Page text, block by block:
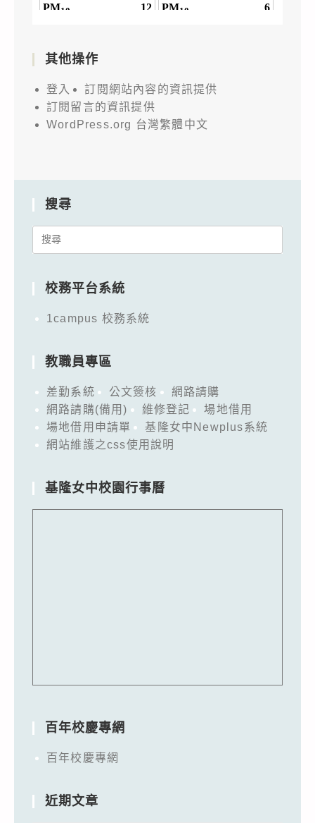
其他操作
登入
訂閱網站內容的資訊提供
訂閱留言的資訊提供
WordPress.org 台灣繁體中文
搜尋
Search
校務平台系統
1campus 校務系統
教職員專區
差勤系統 公文簽核
網路請購
網路請購(備用)
維修登記
場地借用
場地借用申請單
基隆女中Newplus系統
網站維護之css使用說明
基隆女中校園行事曆
百年校慶專網
百年校慶專網
近期文章